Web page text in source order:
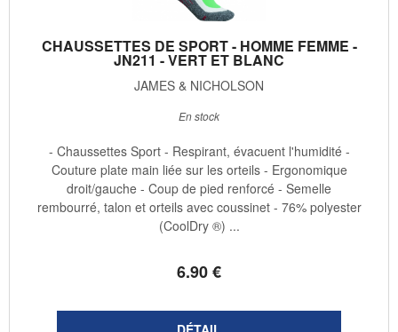
CHAUSSETTES DE SPORT - HOMME FEMME -
JN211 - VERT ET BLANC
JAMES & NICHOLSON
6.90€
En stock
- Chaussettes Sport - Respirant, évacuent l'humidité -
Couture plate main liée sur les orteils - Ergonomique
droit/gauche - Coup de pied renforcé - Semelle
rembourré, talon et orteils avec coussinet - 76% polyester
(CoolDry ®) ...